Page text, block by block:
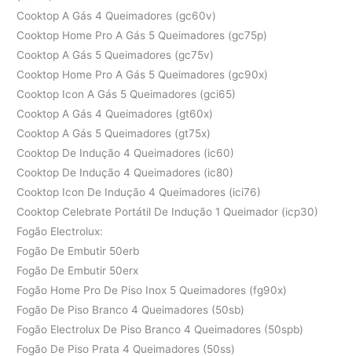
Cooktop A Gás 4 Queimadores (gc60v)
Cooktop Home Pro A Gás 5 Queimadores (gc75p)
Cooktop A Gás 5 Queimadores (gc75v)
Cooktop Home Pro A Gás 5 Queimadores (gc90x)
Cooktop Icon A Gás 5 Queimadores (gci65)
Cooktop A Gás 4 Queimadores (gt60x)
Cooktop A Gás 5 Queimadores (gt75x)
Cooktop De Indução 4 Queimadores (ic60)
Cooktop De Indução 4 Queimadores (ic80)
Cooktop Icon De Indução 4 Queimadores (ici76)
Cooktop Celebrate Portátil De Indução 1 Queimador (icp30)
Fogão Electrolux:
Fogão De Embutir 50erb
Fogão De Embutir 50erx
Fogão Home Pro De Piso Inox 5 Queimadores (fg90x)
Fogão De Piso Branco 4 Queimadores (50sb)
Fogão Electrolux De Piso Branco 4 Queimadores (50spb)
Fogão De Piso Prata 4 Queimadores (50ss)